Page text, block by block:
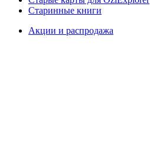
Старинные книги
Акции и распродажа